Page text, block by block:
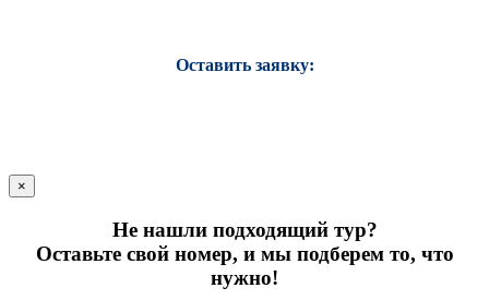
Оставить заявку:
×
Не нашли подходящий тур?
Оставьте свой номер, и мы подберем то, что
нужно!